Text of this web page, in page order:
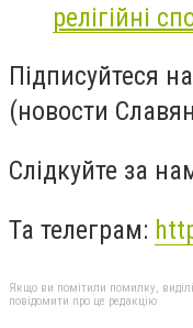
релігійні
Підписуйтеся
(новости
Слідкуйте за
Та телеграм:
Якщо ви помітили помилку,
повідомити про це редакцію